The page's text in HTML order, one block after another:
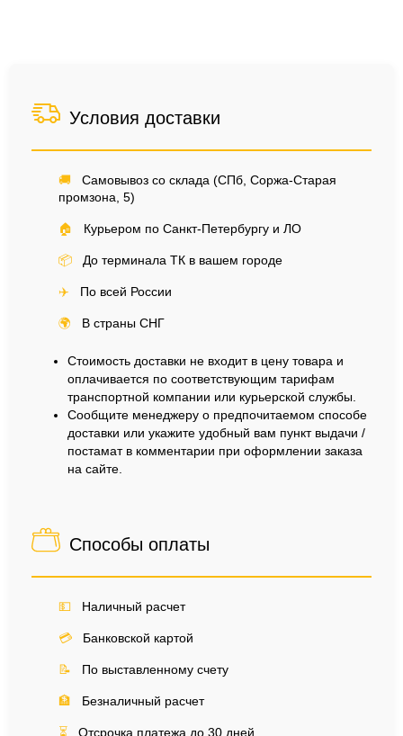
Условия доставки
🚚
Самовывоз со склада (СПб, Соржа-Старая
промзона, 5)
🏠 Курьером по Санкт-Петербургу и ЛО
📦 До терминала ТК в вашем городе
✈️ По всей России
🌍 В страны СНГ
Стоимость доставки не входит в цену товара и
оплачивается по соответствующим тарифам
транспортной компании или курьерской службы.
Сообщите менеджеру о предпочитаемом способе
доставки или укажите удобный вам пункт выдачи /
постамат в комментарии при оформлении заказа
на сайте.
Способы оплаты
💵 Наличный расчет
💳 Банковской картой
📝 По выставленному счету
🏦 Безналичный расчет
⏳ Отсрочка платежа до 30 дней